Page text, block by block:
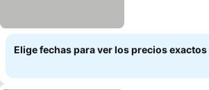
Elige fechas para ver los precios exactos